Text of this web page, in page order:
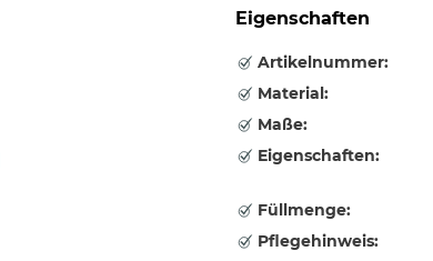
Eigenschaften
Artikelnummer:
Material:
Maße:
Eigenschaften:
Füllmenge:
Pflegehinweis: